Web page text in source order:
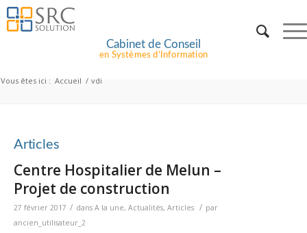
Cabinet de Conseil
en Systèmes d’Information
Vous êtes ici : Accueil / vdi
Articles
Centre Hospitalier de Melun –
Projet de construction
27 février 2017 / dans A la une, Actualités, Articles / par
ancien_utilisateur_2